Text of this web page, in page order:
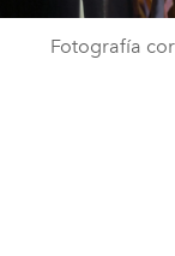
Fotografía